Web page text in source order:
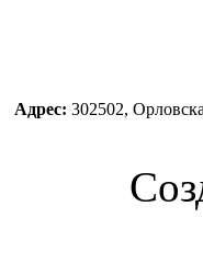
Адрес: 302502,